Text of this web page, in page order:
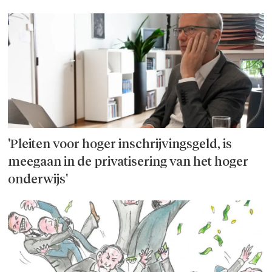
'Pleiten voor hoger inschrijvingsgeld, is
meegaan in de privatisering van het hoger
onderwijs'